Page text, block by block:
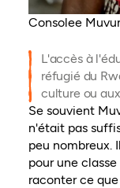
Consolee
L'accès à
réfugié du
culture ou
Se souvient
n'était pas
peu nombreux.
pour une
raconter ce